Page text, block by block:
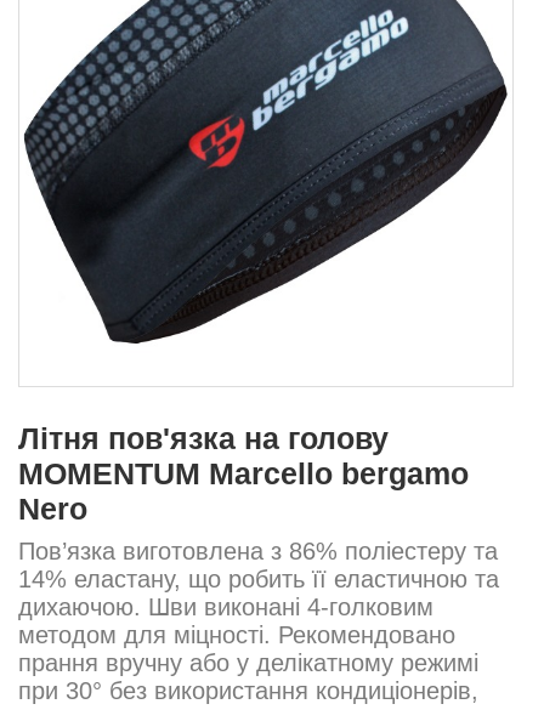
Літня пов'язка на голову
MOMENTUM Marcello bergamo
Nero
Пов’язка виготовлена з 86% поліестеру та
14% еластану, що робить її еластичною та
дихаючою. Шви виконані 4-голковим
методом для міцності. Рекомендовано
прання вручну або у делікатному режимі
при 30° без використання кондиціонерів,